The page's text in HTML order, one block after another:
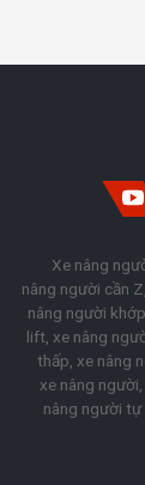
Xe nâng
nâng người cần
nâng người
lift, xe nâng
thấp, xe nâng
xe nâng
nâng người